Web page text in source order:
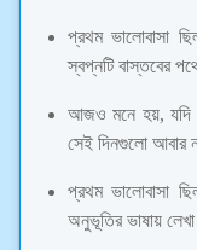
প্রথম ভালোবাসা
স্বপ্নটি বাস্তবের
আজও মনে হয়, যদি
সেই দিনগুলো আবার
প্রথম ভালোবাসা
অনুভূতির ভাষায়